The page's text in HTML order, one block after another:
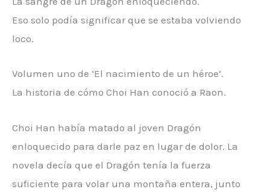
Eso solo podía significar que se estaba volviendo
loco.
Volumen uno de ‘El nacimiento de un héroe’.
La historia de cómo Choi Han conoció a Raon.
Choi Han había matado al joven Dragón
enloquecido para darle paz en lugar de dolor. La
novela decía que el Dragón tenía la fuerza
suficiente para volar una montaña entera, junto